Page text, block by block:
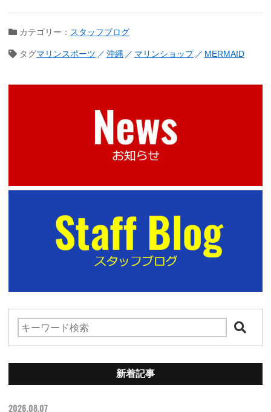
カテゴリー： スタッフブログ
タグマリンスポーツ 沖縄 マリンショップ MERMAID
新着記事
2026.08.07